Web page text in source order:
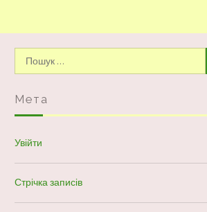
Мета
Увійти
Стрічка записів